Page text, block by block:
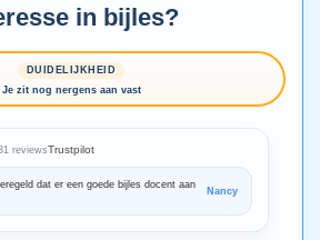
in bijles?
DUIDELIJKHEID
Je zit nog nergens aan vast
reviewsTrustpilot
dat er een goede bijles docent aan
Nancy